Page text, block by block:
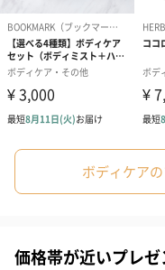
送りする際に人気のオプ
合は、紙袋との併用もお
ボディケア
価格帯が近いプレゼ